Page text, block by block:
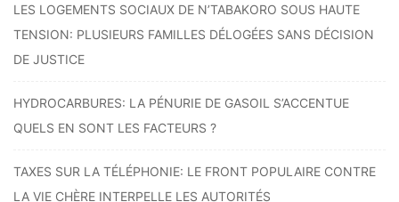
LES LOGEMENTS SOCIAUX DE N’TABAKORO SOUS HAUTE
TENSION: PLUSIEURS FAMILLES DÉLOGÉES SANS DÉCISION
DE JUSTICE
HYDROCARBURES: LA PÉNURIE DE GASOIL S’ACCENTUE
QUELS EN SONT LES FACTEURS ?
TAXES SUR LA TÉLÉPHONIE: LE FRONT POPULAIRE CONTRE
LA VIE CHÈRE INTERPELLE LES AUTORITÉS